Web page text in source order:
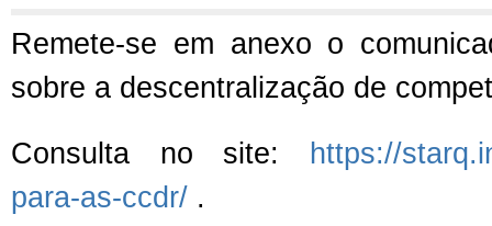
Remete-se em anexo o
sobre a descentralização de
Consulta no site:
https://
para-as-ccdr/ .